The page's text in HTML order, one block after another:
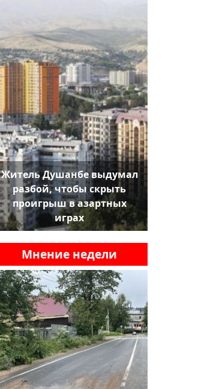
Житель Душанбе выдумал
разбой, чтобы скрыть
проигрыш в азартных
играх
Мнение недели